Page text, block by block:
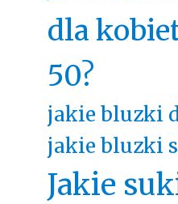
dla
50?
jakie bluzki
jakie bluzki
Jakie